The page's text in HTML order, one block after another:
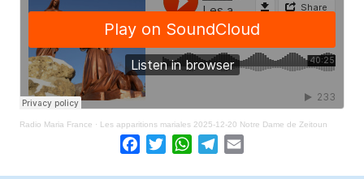
Radio Maria France · Les apparitions mariales 2025-12-20 Notre Dame de Zeitoun
Facebook
TwitterWhatsApp
Telegram